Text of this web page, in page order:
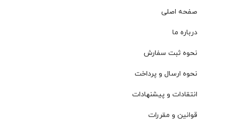
صفحه اصلی
درباره ما
نحوه ثبت سفارش
نحوه ارسال و پرداخت
انتقادات و پیشنهادات
قوانین و مقررات